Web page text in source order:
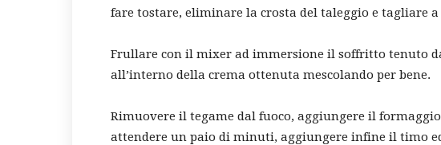
fare tostare, eliminare la crosta del taleggio e tagliare
Frullare con il mixer ad immersione il soffritto tenuto
all’interno della crema ottenuta mescolando per bene.
Rimuovere il tegame dal fuoco, aggiungere il
attendere un paio di minuti, aggiungere infine il timo